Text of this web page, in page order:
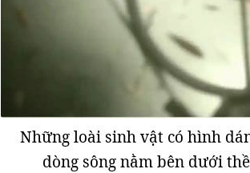
Những loài sinh vật có hình
dòng sông nằm bên dưới